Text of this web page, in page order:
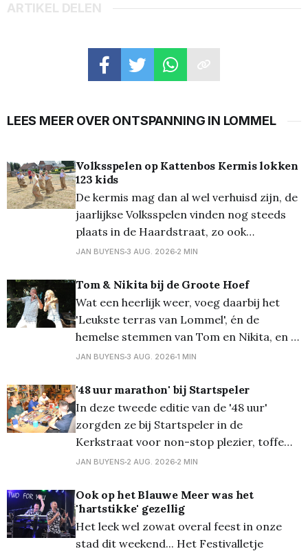
ARTIKEL DELEN
LEES MEER OVER ONTSPANNING IN LOMMEL
Volksspelen op Kattenbos Kermis lokken
123 kids
De kermis mag dan al wel verhuisd zijn, de
jaarlijkse Volksspelen vinden nog steeds
plaats in de Haardstraat, zo ook
vanmiddag. Onder een loden zon kwamen
opdagen voor deze jaarlijkse leuke
traditie. Van zaklopen tot paalklimmen en
véél meer, de pret kon niet
JAN BUYENS 3 AUG. 2026 2 MIN
Tom & Nikita bij de Groote Hoef
Wat een heerlijk weer, voeg daarbij het
'Leukste terras van Lommel', én de
hemelse stemmen van Tom en Nikita, en je
krijgt een topnamiddag! En zo was het
Hoef heerlijk vertoeven... Meer foto's op
Flickr
JAN BUYENS 3 AUG. 2026 1 MIN
'48 uur marathon' bij Startspeler
In deze tweede editie van de '48 uur'
zorgden ze bij Startspeler in de
Kerkstraat voor non-stop plezier, toffe
momenten en pure entertainment. Denk
bordspellen of trading card games; een
potje poker; videogames; painting en veel
meer. De mogelijkheden waren talrijk en
JAN BUYENS 2 AUG. 2026 2 MIN
Ook op het Blauwe Meer was het
'hartstikke' gezellig
Het leek wel zowat overal feest in onze
stad dit weekend... Het Festivalletje